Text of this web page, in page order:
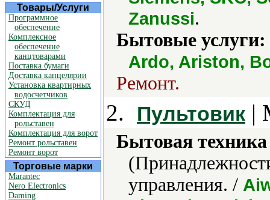
Товары/Услуги
Программное
обеспечение
Комплексное
обеспечение
канцтоварами
Поставка бумаги
Доставка канцелярии
Установка квартирных
водосчетчиков
СКУД
Комплектация для
рольставен
Комплектация для ворот
Ремонт рольставен
Ремонт ворот
Торговые марки
Marantec
Nero Electronics
Daming
Zanussi.
Бытовые услуги:
Ardo, Ariston,
Ремонт.
2. Пультовик |
Бытовая
управления. /